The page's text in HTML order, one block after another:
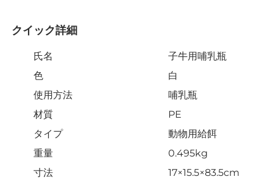
クイック詳細
氏名
子牛用哺乳瓶
色
白
使用方法
哺乳瓶
材質
PE
タイプ
動物用給餌
重量
0.495kg
寸法
17×15.5×83.5cm